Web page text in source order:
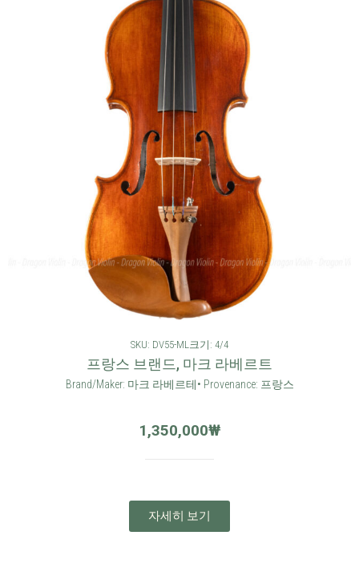
SKU: DV55-ML크기: 4/4
프랑스 브랜드, 마크 라베르트
Brand/Maker: 마크 라베르테• Provenance: 프랑스
1,350,000₩
자세히 보기